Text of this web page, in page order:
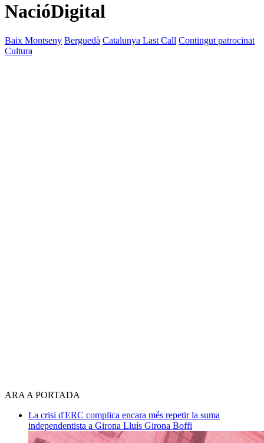
NacióDigital
Baix Montseny Berguedà Catalunya Last Call Contingut patrocinat
Cultura
ARA A PORTADA
La crisi d'ERC complica encara més repetir la suma
independentista a Girona Lluís Girona Boffi